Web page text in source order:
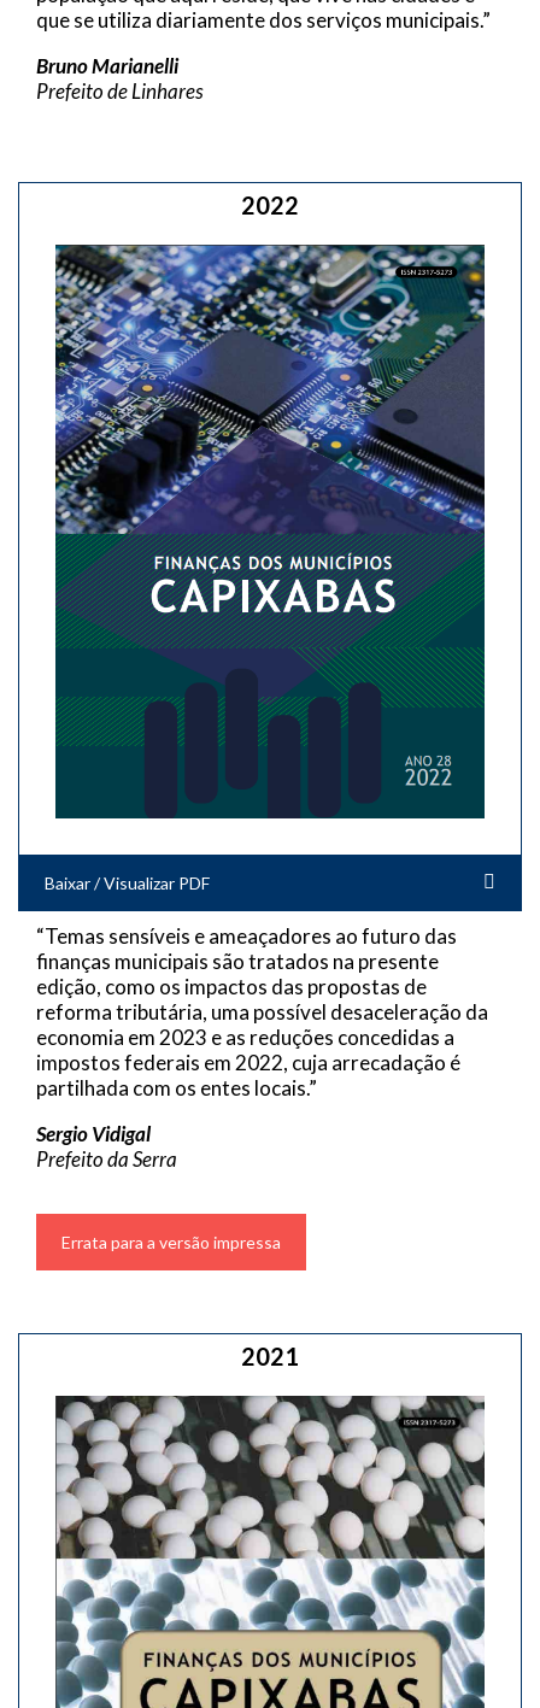
que se utiliza diariamente dos serviços municipais.”
Bruno Marianelli
Prefeito de Linhares
2022
Baixar / Visualizar PDF
“Temas sensíveis e ameaçadores ao futuro das
finanças municipais são tratados na presente
edição, como os impactos das propostas de
reforma tributária, uma possível desaceleração da
economia em 2023 e as reduções concedidas a
impostos federais em 2022, cuja arrecadação é
partilhada com os entes locais.”
Sergio Vidigal
Prefeito da Serra
Errata para a versão impressa
2021